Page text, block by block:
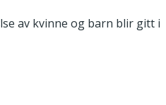
av kvinne og barn blir gitt i